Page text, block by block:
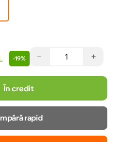
-19% − +
În credit
rapid